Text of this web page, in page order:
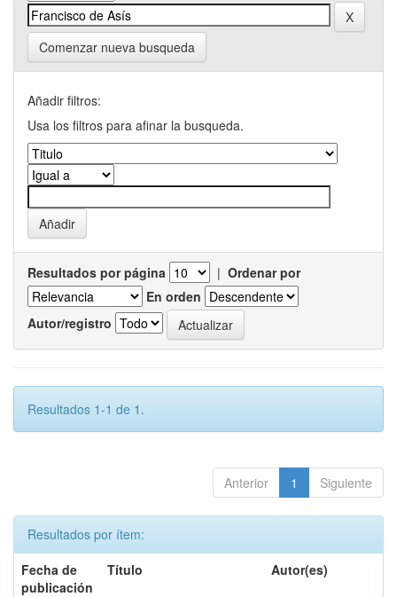
Comenzar nueva busqueda
Añadir filtros:
Usa los filtros para afinar la busqueda.
Resultados por página | Ordenar por
En orden
Autor/registro
Resultados 1-1 de 1.
Anterior 1 Siguiente
Resultados por ítem:
Fecha de
publicación
Título Autor(es)